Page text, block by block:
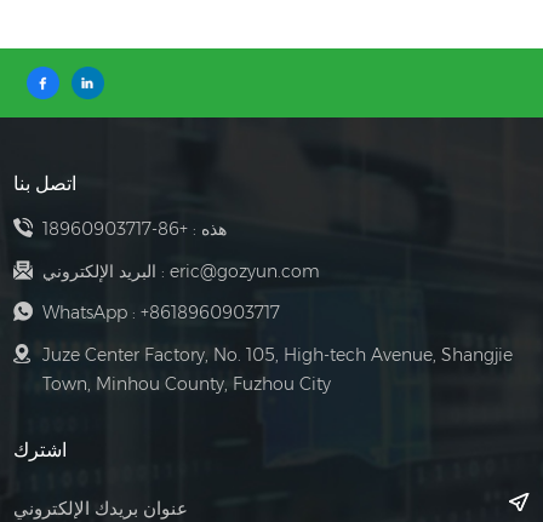
اتصل بنا
هذه :+86-18960903717
البريد الإلكتروني : eric@gozyun.com
WhatsApp : +8618960903717
Juze Center Factory, No. 105, High-tech Avenue, Shangjie
Town, Minhou County, Fuzhou City
اشترك